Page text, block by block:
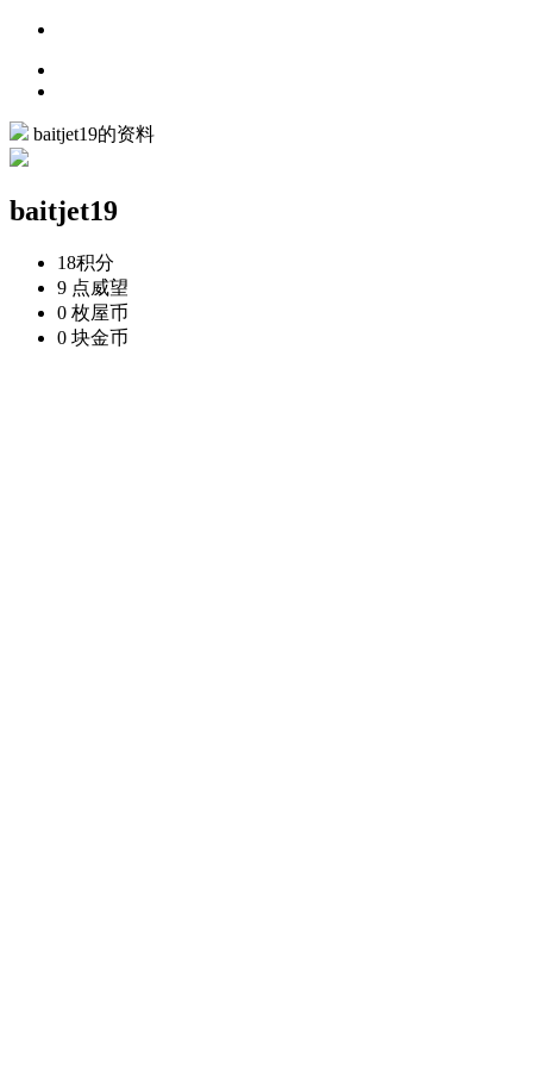
baitjet19的资料
baitjet19
18积分
9 点威望
0 枚屋币
0 块金币